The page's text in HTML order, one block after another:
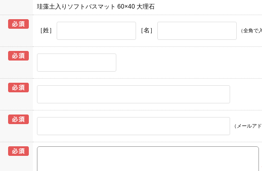
珪藻土入りソフトバスマット 60×40 大理石
［姓］ ［名］ （全角で
（メールア